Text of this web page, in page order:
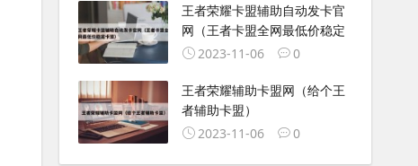
王者荣耀卡盟辅助自动发卡官
网（王者卡盟全网最低价稳定
2023-11-06
0
王者荣耀辅助卡盟网（给个王
者辅助卡盟）
2023-11-06
0